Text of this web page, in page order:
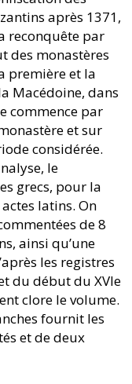
après 1371,
reconquête par
des monastères
première et la
Macédoine, dans
commence par
et sur
considérée.
le
grecs, pour la
latins. On
de 8
ainsi qu’une
les registres
du début du XVIe
clore le volume.
fournit les
et de deux